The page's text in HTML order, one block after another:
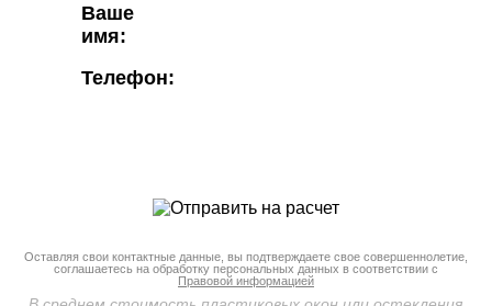
Ваше
имя:
Телефон:
Оставляя свои контактные данные, вы подтверждаете свое совершеннолетие,
соглашаетесь на обработку персональных данных в соответствии с
Правовой информацией